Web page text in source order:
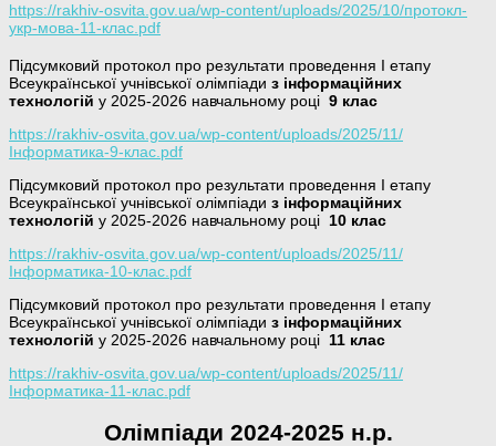
https://rakhiv-osvita.gov.ua/wp-content/uploads/2025/10/протокл-
укр-мова-11-клас.pdf
Підсумковий протокол про результати проведення І етапу
Всеукраїнської учнівської олімпіади з інформаційних
технологій у 2025-2026 навчальному році 9 клас
https://rakhiv-osvita.gov.ua/wp-content/uploads/2025/11/
Інформатика-9-клас.pdf
Підсумковий протокол про результати проведення І етапу
Всеукраїнської учнівської олімпіади з інформаційних
технологій у 2025-2026 навчальному році 10 клас
https://rakhiv-osvita.gov.ua/wp-content/uploads/2025/11/
Інформатика-10-клас.pdf
Підсумковий протокол про результати проведення І етапу
Всеукраїнської учнівської олімпіади з інформаційних
технологій у 2025-2026 навчальному році 11 клас
https://rakhiv-osvita.gov.ua/wp-content/uploads/2025/11/
Інформатика-11-клас.pdf
Олімпіади 2024-2025 н.р.